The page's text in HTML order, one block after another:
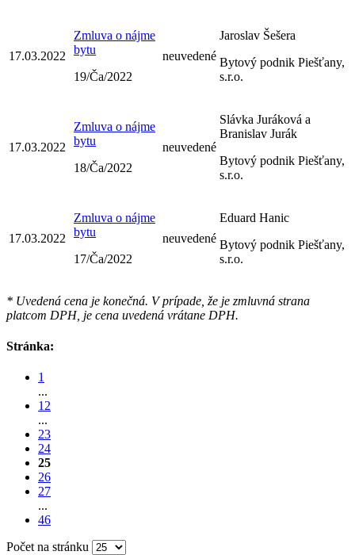
17.03.2022
Zmluva o nájme
bytu
19/Ča/2022
neuvedené
Jaroslav Šešera
Bytový podnik Piešťany,
s.r.o.
17.03.2022
Zmluva o nájme
bytu
18/Ča/2022
neuvedené
Slávka Juráková a
Branislav Jurák
Bytový podnik Piešťany,
s.r.o.
17.03.2022
Zmluva o nájme
bytu
17/Ča/2022
neuvedené
Eduard Hanic
Bytový podnik Piešťany,
s.r.o.
* Uvedená cena je konečná. V prípade, že je zmluvná strana
platcom DPH, je cena uvedená vrátane DPH.
Stránka:
1
...
12
...
23
24
25
26
27
...
46
Počet na stránku